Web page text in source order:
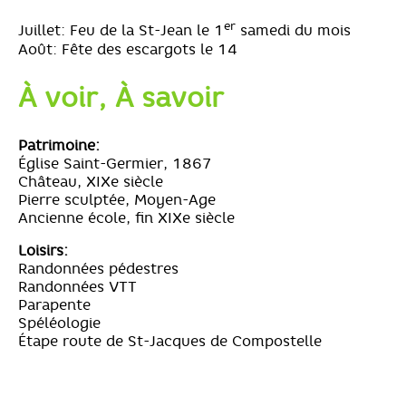
Juillet: Feu de la St-Jean le 1 er samedi du mois
Août: Fête des escargots le 14
À voir, À savoir
Patrimoine:
Église Saint-Germier, 1867
Château, XIXe siècle
Pierre sculptée, Moyen-Age
Ancienne école, fin XIXe siècle
Loisirs:
Randonnées pédestres
Randonnées VTT
Parapente
Spéléologie
Étape route de St-Jacques de Compostelle